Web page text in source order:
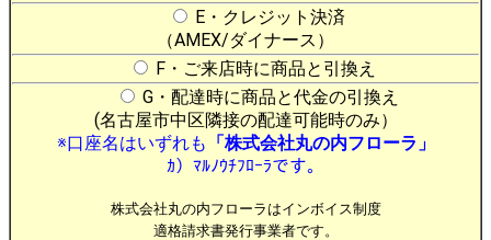
E・クレジット決済
（AMEX/ダイナース）
F・ご来店時に商品と引換え
G・配達時に商品と代金の引換え
(名古屋市中区隣接の配達可能時のみ）
※口座名はいずれも 「株式会社丸の内フローラ」
ｶ）ﾏﾙﾉｳﾁﾌﾛｰﾗです。
株式会社丸の内フローラはインボイス制度
適格請求書発行事業者です。